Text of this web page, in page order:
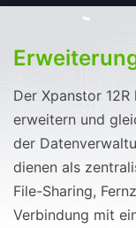
Der Xpanstor
erweitern und
der
dienen als
File-Sharing,
Verbindung mit